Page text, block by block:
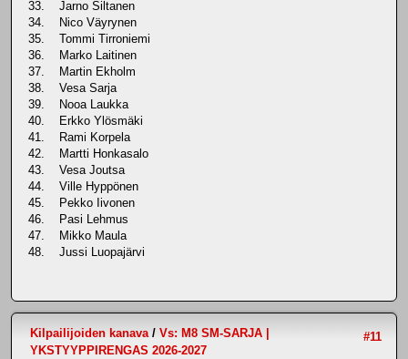
33. Jarno Siltanen
34. Nico Väyrynen
35. Tommi Tirroniemi
36. Marko Laitinen
37. Martin Ekholm
38. Vesa Sarja
39. Nooa Laukka
40. Erkko Ylösmäki
41. Rami Korpela
42. Martti Honkasalo
43. Vesa Joutsa
44. Ville Hyppönen
45. Pekko Iivonen
46. Pasi Lehmus
47. Mikko Maula
48. Jussi Luopajärvi
#11
Kilpailijoiden kanava/ Vs: M8 SM-SARJA |
YKSTYYPPIRENGAS 2026-2027